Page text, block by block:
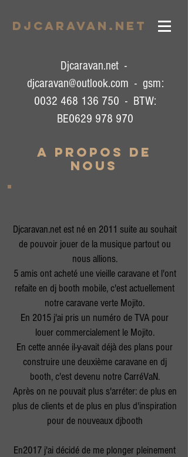
DJCARAVAN.net
Djcaravan.net -
djcaravan@outlook.com - gsm:
0032 468 136 750 - BTW:
BE0629 978 970
a propos de
nous
Djcaravan.net est né en 2011 suite au souhait
de pouvoir jouer de la musique partout ou
nous allions.
5 amis ont acheté une vieille caravane et l'ont
refaite en dj booth mobile, c'est actuellement
notre caravane verte Mojito.
En 2015 j'ai pris un numéro de TVA pour
louer commercialement le Mojito.
En cette année il-y-avait déjà des plans pour
construire une deuxième caravane en dj
booth, c'est devenu notre CarréVaN.
Après on ne pouvait plus s'arréter: de plus en
plus de clients et de plus en plus d'inspiration
pour de nouveaux djbooth
En2017 j'ai décidé de me plonger pleinement